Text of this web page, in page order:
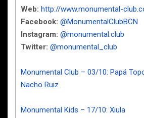
Web: http://www.monumental-
Facebook: @MonumentalClubBCN
Instagram: @monumental.club
Twitter: @monumental_club
Monumental Club – 03/10: Papá
Nacho Ruiz
Monumental Kids – 17/10: Xiula